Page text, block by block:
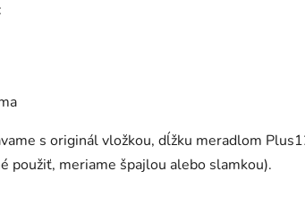
s originál vložkou, dĺžku meradlom
použiť, meriame špajlou alebo slamkou).